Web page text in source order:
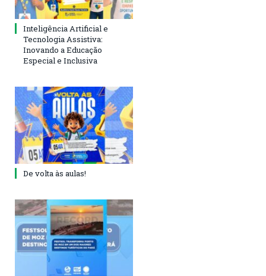
Inteligência Artificial e
Tecnologia Assistiva:
Inovando a Educação
Especial e Inclusiva
De volta às aulas!